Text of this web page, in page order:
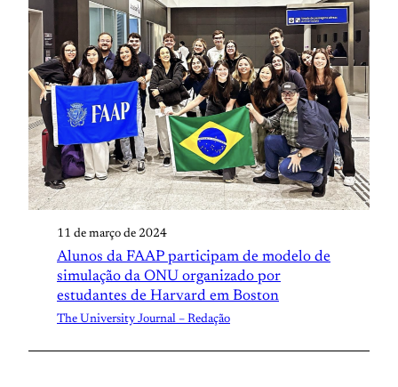
11 de março de 2024
Alunos da FAAP participam de modelo de
simulação da ONU organizado por
estudantes de Harvard em Boston
The University Journal – Redação